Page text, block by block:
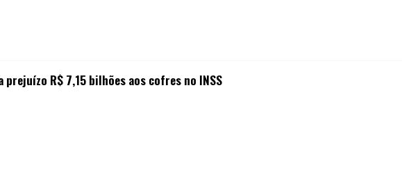
prejuízo R$ 7,15 bilhões aos cofres no INSS